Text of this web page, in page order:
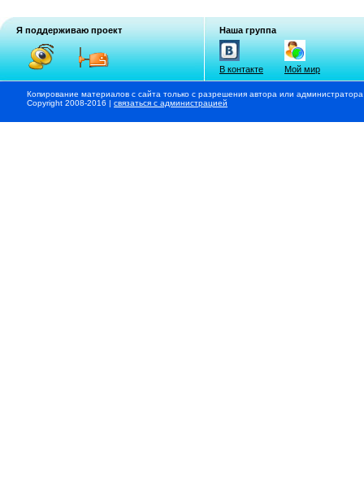
Я поддерживаю проект Наша группа
В контакте Мой мир
Копирование материалов с сайта только с разрешения автора или
Copyright 2008-2016 | связаться с администрацией